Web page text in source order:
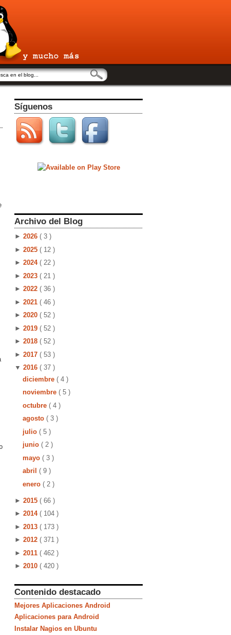
Síguenos
Archivo del Blog
► 2026 ( 3 )
► 2025 ( 12 )
► 2024 ( 22 )
► 2023 ( 21 )
► 2022 ( 36 )
► 2021 ( 46 )
► 2020 ( 52 )
► 2019 ( 52 )
► 2018 ( 52 )
► 2017 ( 53 )
▼ 2016 ( 37 )
diciembre ( 4 )
noviembre ( 5 )
octubre ( 4 )
agosto ( 3 )
julio ( 5 )
junio ( 2 )
mayo ( 3 )
abril ( 9 )
enero ( 2 )
► 2015 ( 66 )
► 2014 ( 104 )
► 2013 ( 173 )
► 2012 ( 371 )
► 2011 ( 462 )
► 2010 ( 420 )
Contenido destacado
Mejores Aplicaciones Android
Aplicaciones para Android
Instalar Nagios en Ubuntu